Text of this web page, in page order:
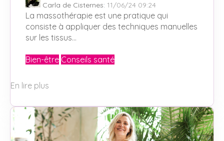
Carla de Cisternes: 11/06/24 09:24
La massothérapie est une pratique qui
consiste à appliquer des techniques manuelles
sur les tissus...
Bien-être Conseils santé
En lire plus